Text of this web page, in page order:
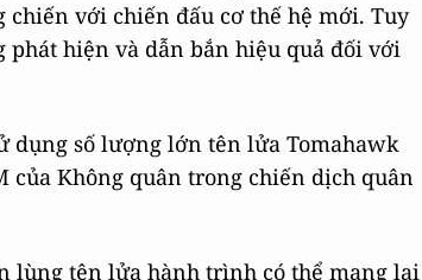
với chiến đấu cơ thế hệ mới. Tuy
hiện và dẫn bắn hiệu quả đối với
dụng số lượng lớn tên lửa Tomahawk
của Không quân trong chiến dịch quân
lùng tên lửa hành trình có thể mang lại